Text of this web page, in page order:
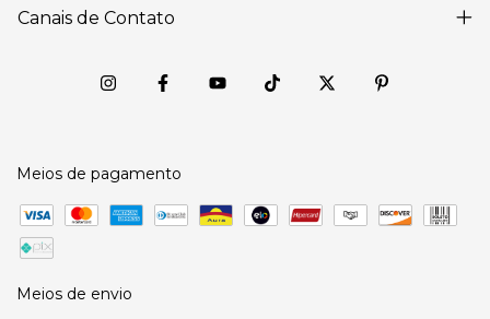
Canais de Contato
Meios de pagamento
Meios de envio